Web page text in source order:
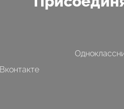
Вконтакте